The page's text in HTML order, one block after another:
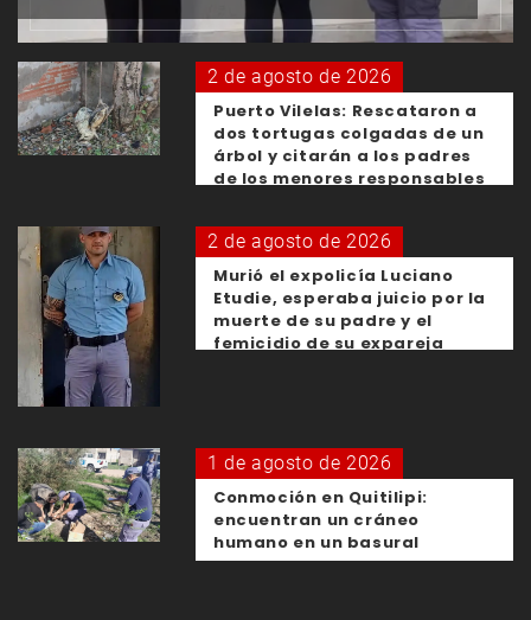
2 de agosto de 2026
Puerto Vilelas: Rescataron a
dos tortugas colgadas de un
árbol y citarán a los padres
de los menores responsables
2 de agosto de 2026
Murió el expolicía Luciano
Etudie, esperaba juicio por la
muerte de su padre y el
femicidio de su expareja
1 de agosto de 2026
Conmoción en Quitilipi:
encuentran un cráneo
humano en un basural